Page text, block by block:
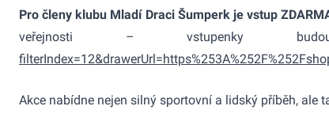
Pro členy klubu Mladí Draci Šumperk je vstup
veřejnosti – vstupenky
Akce nabídne nejen silný sportovní a lidský příběh,